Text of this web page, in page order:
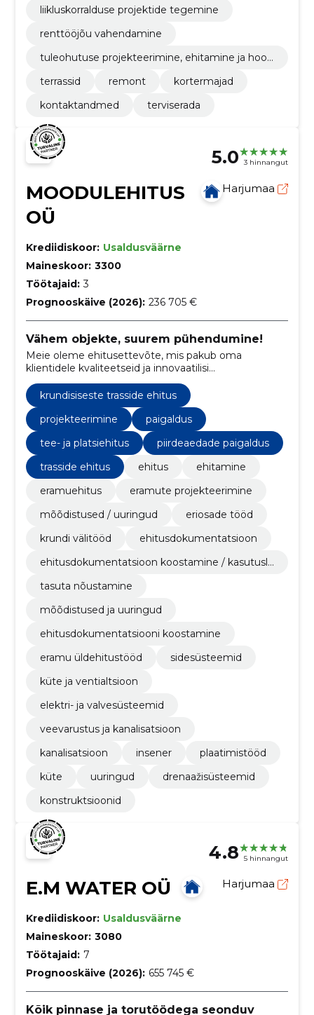
liikluskorralduse projektide tegemine
renttööjõu vahendamine
tuleohutuse projekteerimine, ehitamine ja hool
terrassid
remont
kortermajad
kontaktandmed
terviserada
5.0 3 hinnangut
MOODULEHITUS
OÜ
Harjumaa
Krediidiskoor: Usaldusväärne
Maineskoor: 3300
Töötajaid: 3
Prognooskäive (2026): 236 705 €
Vähem objekte, suurem pühendumine!
Meie oleme ehitusettevõte, mis pakub oma
klientidele kvaliteetseid ja innovaatilisi
ehituslahendusi. Meie meeskond aitab Teil lahendada
erinevaid ehitusprotsessi ja projekteerimisega seotud
küsimusi ning tagab alati tulemuse, mis vastab
kõrgeimatele kvaliteedinõuetele.
krundisiseste trasside ehitus
projekteerimine
paigaldus
tee- ja platsiehitus
piirdeaedade paigaldus
trasside ehitus
ehitus
ehitamine
eramuehitus
eramute projekteerimine
mõõdistused / uuringud
eriosade tööd
krundi välitööd
ehitusdokumentatsioon
ehitusdokumentatsioon koostamine / kasutuslu
tasuta nõustamine
mõõdistused ja uuringud
ehitusdokumentatsiooni koostamine
eramu üldehitustööd
sidesüsteemid
küte ja ventialtsioon
elektri- ja valvesüsteemid
veevarustus ja kanalisatsioon
kanalisatsioon
insener
plaatimistööd
küte
uuringud
drenaažisüsteemid
konstruktsioonid
4.8 5 hinnangut
E.M WATER OÜ Harjumaa
Krediidiskoor: Usaldusväärne
Maineskoor: 3080
Töötajaid: 7
Prognooskäive (2026): 655 745 €
Kõik pinnase ja torutöödega seonduv